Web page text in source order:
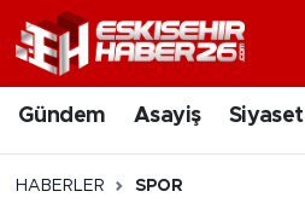
Gündem Asayiş Siyaset
HABERLER SPOR
Gündem
Asayiş
Nöbetçi Eczaneler
Hava Durumu